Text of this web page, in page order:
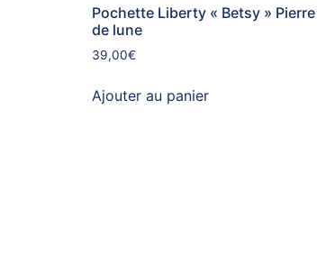
Pochette Liberty « Betsy » Pierre
de lune
39,00€
Ajouter au panier